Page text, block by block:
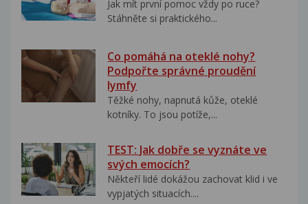
Jak mít první pomoc vždy po ruce?
Stáhněte si praktického...
Co pomáhá na oteklé nohy?
Podpořte správné proudění
lymfy
Těžké nohy, napnutá kůže, oteklé
kotníky. To jsou potíže,...
TEST: Jak dobře se vyznáte ve
svých emocích?
Někteří lidé dokážou zachovat klid i ve
vypjatých situacích....